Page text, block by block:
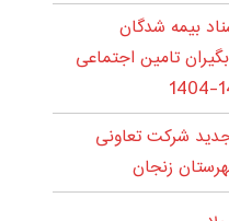
بیمه شدگان
تامین اجتماعی
شرکت تعاونی
زنجان